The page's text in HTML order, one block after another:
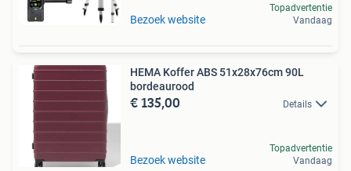
Bezoek website
Topadvertentie
Vandaag
HEMA Koffer ABS 51x28x76cm 90L
bordeaurood
€ 135,00 Details
Bezoek website
Topadvertentie
Vandaag